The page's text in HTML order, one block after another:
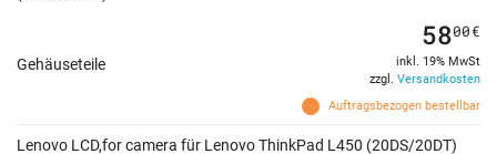
Gehäuseteile
Auftragsbezogen bestellbar
5800€
inkl. 19% MwSt
zzgl. Versandkosten
Lenovo LCD,for camera für Lenovo ThinkPad L450 (20DS/20DT)